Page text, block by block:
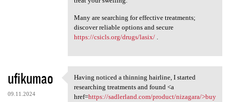
Many are searching for effective treatments;
discover reliable options and secure
https://csicls.org/drugs/lasix/.
ufikumao
09.11.2024
Having noticed a thinning
Having noticed a thinning hairline, I started
researching treatments and found <a
href=https://sadlerland.com/product/nizagara/>buy